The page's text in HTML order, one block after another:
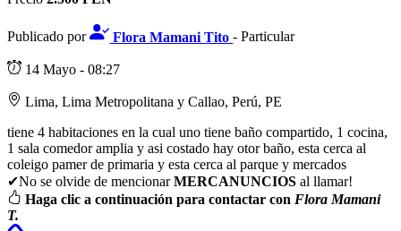
Publicado por Flora Mamani Tito- Particular
14 Mayo - 08:27
Lima, Lima Metropolitana y Callao, Perú, PE
tiene 4 habitaciones en la cual uno tiene baño compartido, 1 cocina,
1 sala comedor amplia y asi costado hay otor baño, esta cerca al
coleigo pamer de primaria y esta cerca al parque y mercados
✔No se olvide de mencionarMERCANUNCIOS al llamar!
Haga clic a continuación para contactar con Flora Mamani
T.